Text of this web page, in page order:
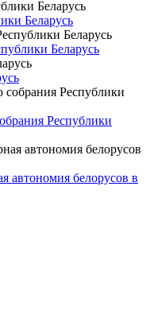
Беларусь
Беларусь
Республики
автономия белорусов в